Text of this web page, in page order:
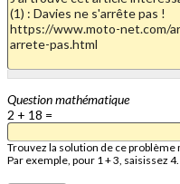
Question mathématique
2 + 18 =
Trouvez la solution de ce
Par exemple, pour 1 + 3, saisissez 4.